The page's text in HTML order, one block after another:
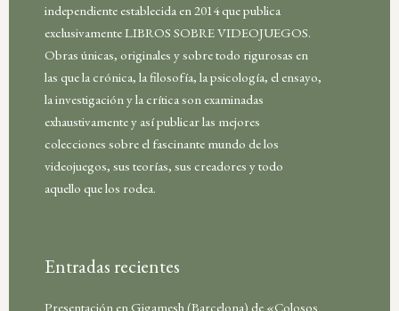
independiente establecida en 2014 que publica
exclusivamente LIBROS SOBRE VIDEOJUEGOS.
Obras únicas, originales y sobre todo rigurosas en
las que la crónica, la filosofía, la psicología, el ensayo,
la investigación y la crítica son examinadas
exhaustivamente y así publicar las mejores
colecciones sobre el fascinante mundo de los
videojuegos, sus teorías, sus creadores y todo
aquello que los rodea.
Entradas recientes
Presentación en Gigamesh (Barcelona) de «Colosos